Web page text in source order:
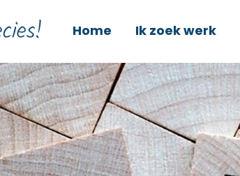
Home Ik zoek werk